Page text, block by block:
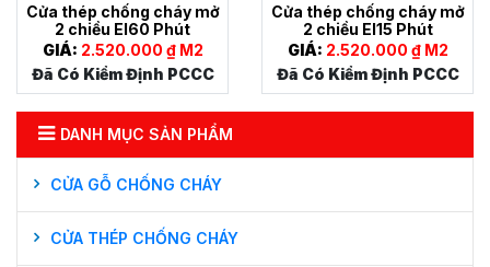
Cửa thép chống cháy mở
2 chiều EI60 Phút
GIÁ: 2.520.000 ₫ M2
Đã Có Kiểm Định PCCC
Cửa thép chống cháy mở
2 chiều EI15 Phút
GIÁ: 2.520.000 ₫ M2
Đã Có Kiểm Định PCCC
DANH MỤC SẢN PHẨM
CỬA GỖ CHỐNG CHÁY
CỬA THÉP CHỐNG CHÁY